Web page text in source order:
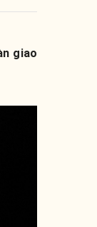
giao